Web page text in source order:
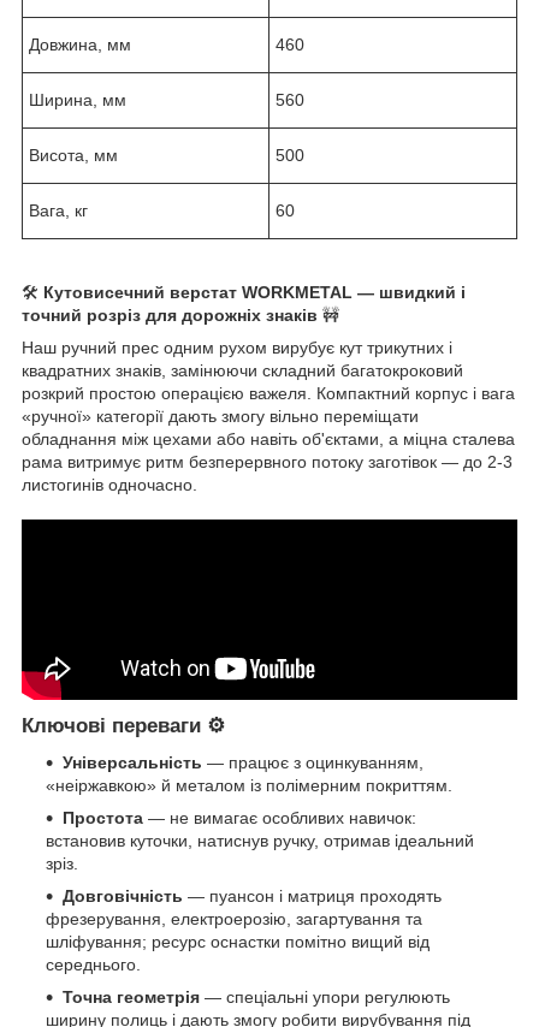
Довжина, мм 460
Ширина, мм 560
Висота, мм 500
Вага, кг 60
🛠️ Кутовисечний верстат WORKMETAL — швидкий і
точний розріз для дорожніх знаків 🚧
Наш ручний прес одним рухом вирубує кут трикутних і
квадратних знаків, замінюючи складний багатокроковий
розкрий простою операцією важеля. Компактний корпус і вага
«ручної» категорії дають змогу вільно переміщати
обладнання між цехами або навіть об'єктами, а міцна сталева
рама витримує ритм безперервного потоку заготівок — до 2-3
листогинів одночасно.
Ключові переваги ⚙️
Універсальність — працює з оцинкуванням,
«неіржавкою» й металом із полімерним покриттям.
Простота — не вимагає особливих навичок:
встановив куточки, натиснув ручку, отримав ідеальний
зріз.
Довговічність — пуансон і матриця проходять
фрезерування, електроерозію, загартування та
шліфування; ресурс оснастки помітно вищий від
середнього.
Точна геометрія — спеціальні упори регулюють
ширину полиць і дають змогу робити вирубування під